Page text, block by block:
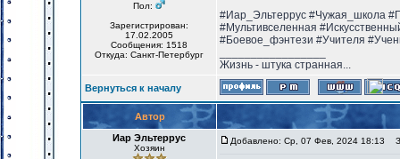
Пол:
Зарегистрирован:
17.02.2005
Сообщения: 1518
Откуда: Санкт-Петербург
#Иар_Эльтеррус #Чужая_школа
#Мультивселенная
#Боевое_фэнтези #Учителя
Жизнь - штука странная...
Вернуться к началу
Автор
Иар Эльтеррус
Хозяин
Добавлено: Ср, 07 Фев, 2024 18:13